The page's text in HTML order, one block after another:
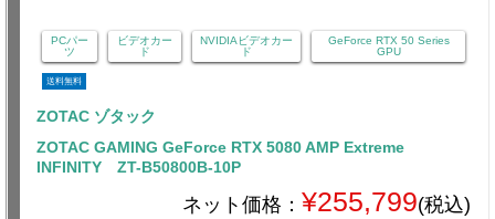
PCパー
ツ
ビデオカー
ド
NVIDIAビデオカー
ド
GeForce RTX 50 Series
GPU
送料無料
ZOTAC ゾタック
ZOTAC GAMING GeForce RTX 5080 AMP Extreme
INFINITY ZT-B50800B-10P
ネット価格： ¥255,799(税込)